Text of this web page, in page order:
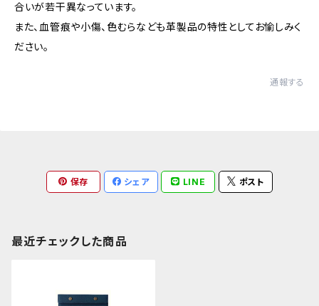
合いが若干異なっています。
また、血管痕や小傷、色むらなども革製品の特性としてお愉しみく
ださい。
通報する
保存 シェア LINE ポスト
最近チェックした商品